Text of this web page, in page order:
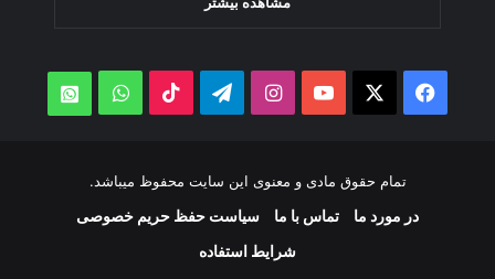
Facebook
YouTube
Instagram
Telegram
TikTok
WhatsApp
تمام حقوق مادی و معنوی این سایت محفوظ میباشد.
در مورد ما تماس با ما
سیاست حفظ حریم خصوصی
شرایط استفاده